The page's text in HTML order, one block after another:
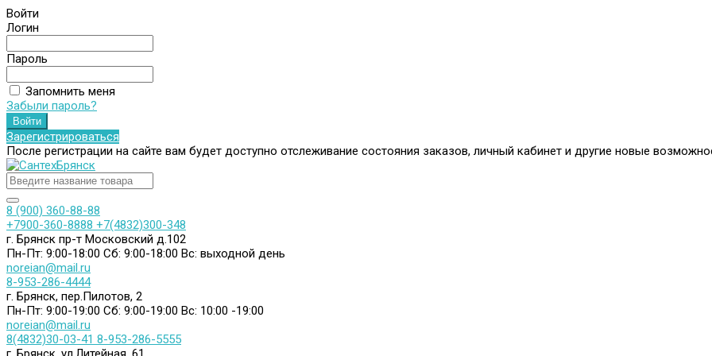
Войти
Логин
Пароль
Запомнить меня
Забыли пароль?
Зарегистрироваться
После регистрации на сайте вам будет доступно отслеживание состояния заказов, личный кабинет и другие новые
8 (900) 360-88-88
+7900-360-8888 +7(4832)300-348
г. Брянск пр-т Московский д.102
Пн-Пт: 9:00-18:00 Сб: 9:00-18:00 Вс: выходной день
noreian@mail.ru
8-953-286-4444
г. Брянск, пер.Пилотов, 2
Пн-Пт: 9:00-19:00 Сб: 9:00-19:00 Вс: 10:00 -19:00
noreian@mail.ru
8(4832)30-03-41 8-953-286-5555